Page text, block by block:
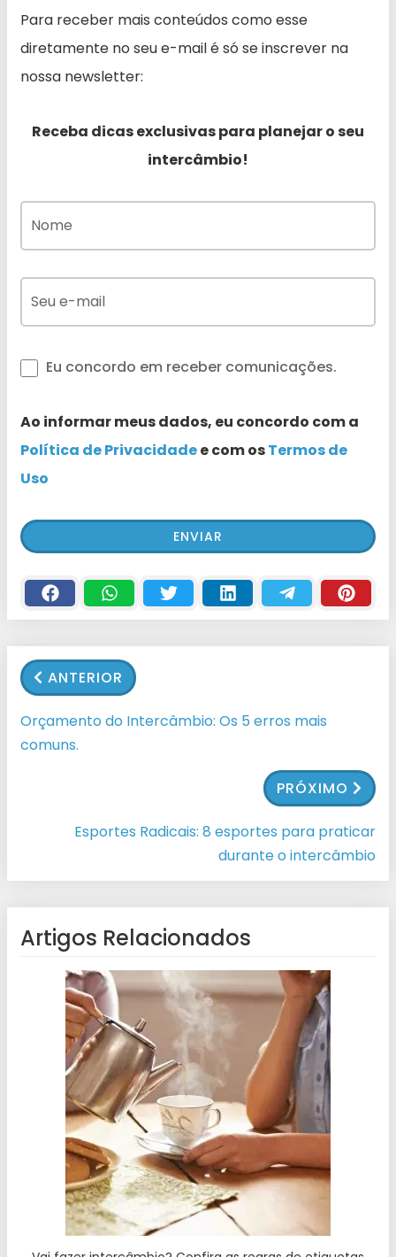
Para receber mais conteúdos como esse
diretamente no seu e-mail é só se inscrever na
nossa newsletter:
Receba dicas exclusivas para planejar o seu
intercâmbio!
Eu concordo em receber comunicações.
Ao informar meus dados, eu concordo com a
Política de Privacidadee com osTermos de
Uso
ANTERIOR
Orçamento do Intercâmbio: Os 5 erros mais
comuns.
PRÓXIMO
Esportes Radicais: 8 esportes para praticar
durante o intercâmbio
Artigos Relacionados